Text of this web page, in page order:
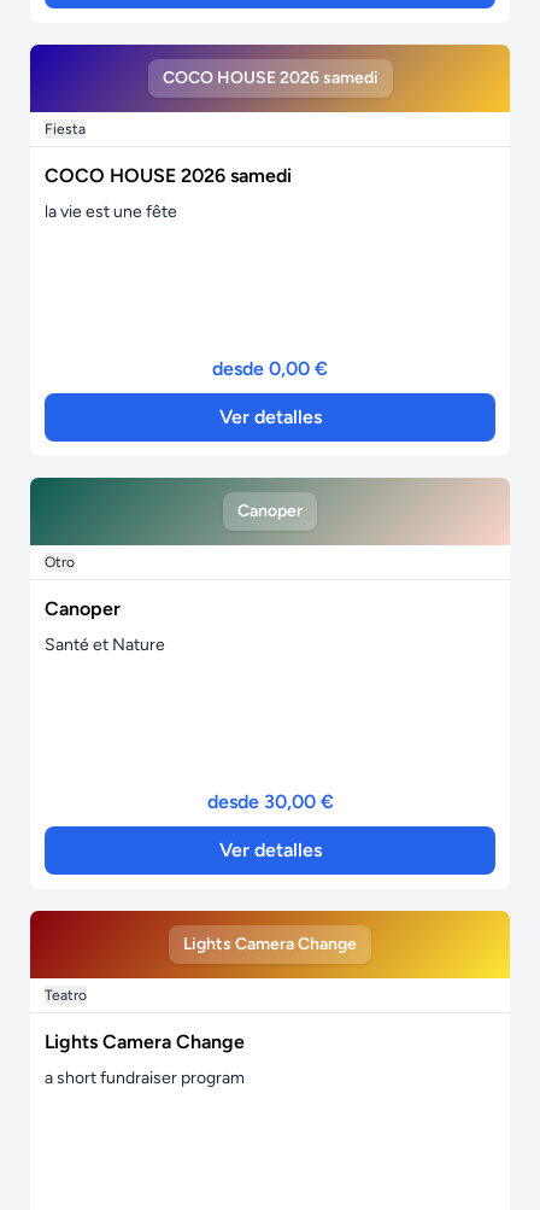
COCO HOUSE 2026 samedi
Fiesta
COCO HOUSE 2026 samedi
la vie est une fête
desde 0,00 €
Ver detalles
Canoper
Otro
Canoper
Santé et Nature
desde 30,00 €
Ver detalles
Lights Camera Change
Teatro
Lights Camera Change
a short fundraiser program